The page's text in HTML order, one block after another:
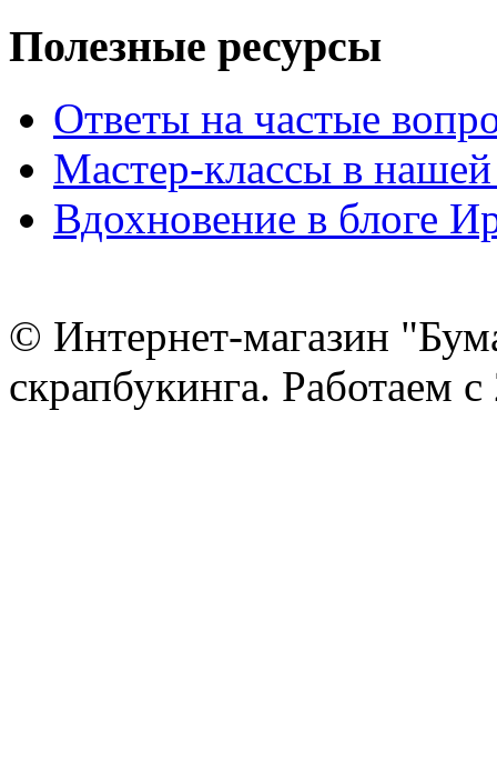
Полезные ресурсы
Ответы на частые
Мастер-классы в нашей
Вдохновение в блоге
© Интернет-магазин
скрапбукинга. Работаем с